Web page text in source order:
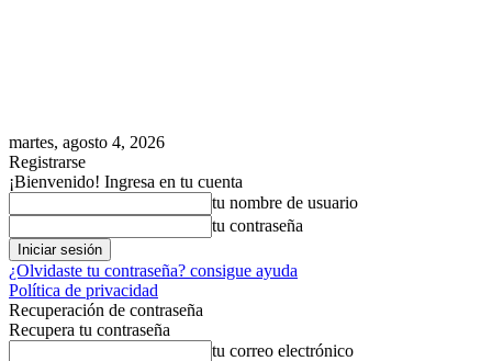
martes, agosto 4, 2026
Registrarse
¡Bienvenido! Ingresa en tu cuenta
tu nombre de usuario
tu contraseña
¿Olvidaste tu contraseña? consigue ayuda
Política de privacidad
Recuperación de contraseña
Recupera tu contraseña
tu correo electrónico